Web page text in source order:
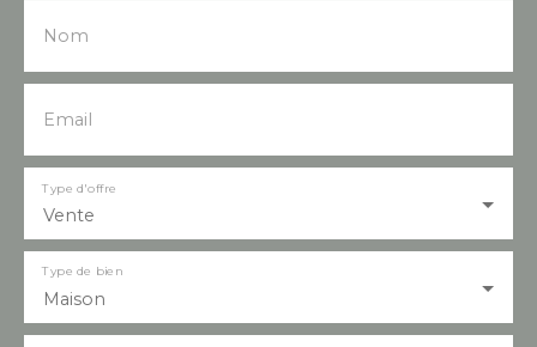
Nom
Email
Vente
Type d'offre
Maison
Type de bien